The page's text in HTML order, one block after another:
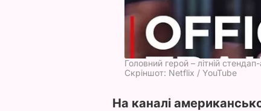
Головний герой – літній
Скріншот: Netflix / YouTube
На каналі